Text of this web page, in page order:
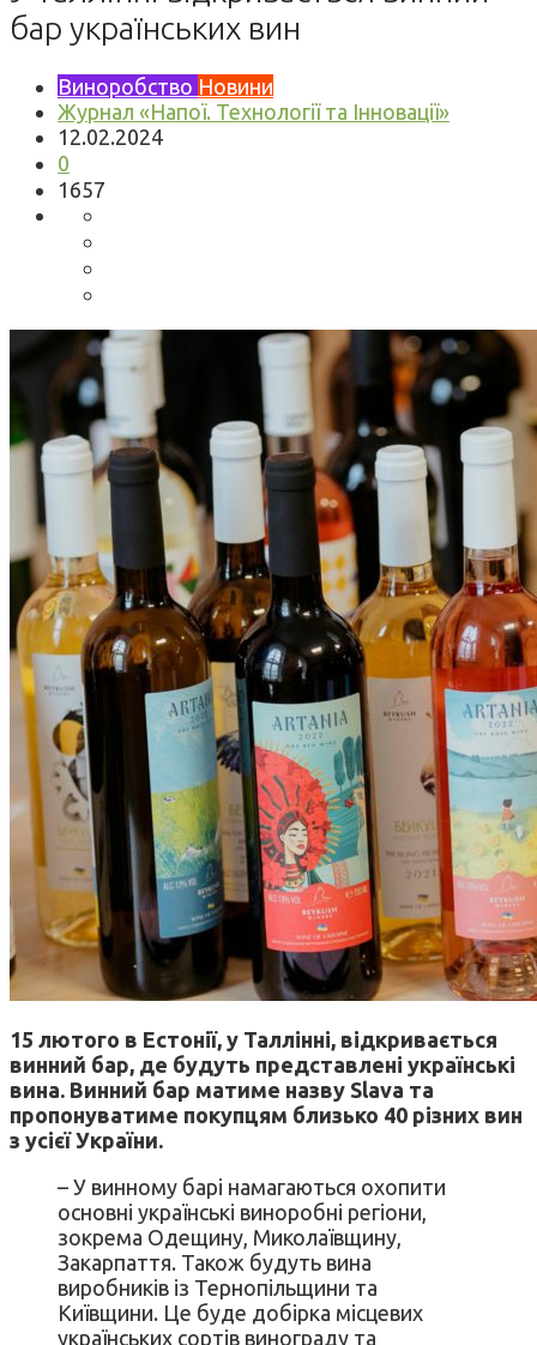
бар українських вин
Виноробство Новини
Журнал «Напої. Технології та Інновації»
12.02.2024
0
1657
15 лютого в Естонії, у Таллінні, відкривається
винний бар, де будуть представлені українські
вина. Винний бар матиме назву Slava та
пропонуватиме покупцям близько 40 різних вин
з усієї України.
– У винному барі намагаються охопити
основні українські виноробні регіони,
зокрема Одещину, Миколаївщину,
Закарпаття. Також будуть вина
виробників із Тернопільщини та
Київщини. Це буде добірка місцевих
українських сортів винограду та